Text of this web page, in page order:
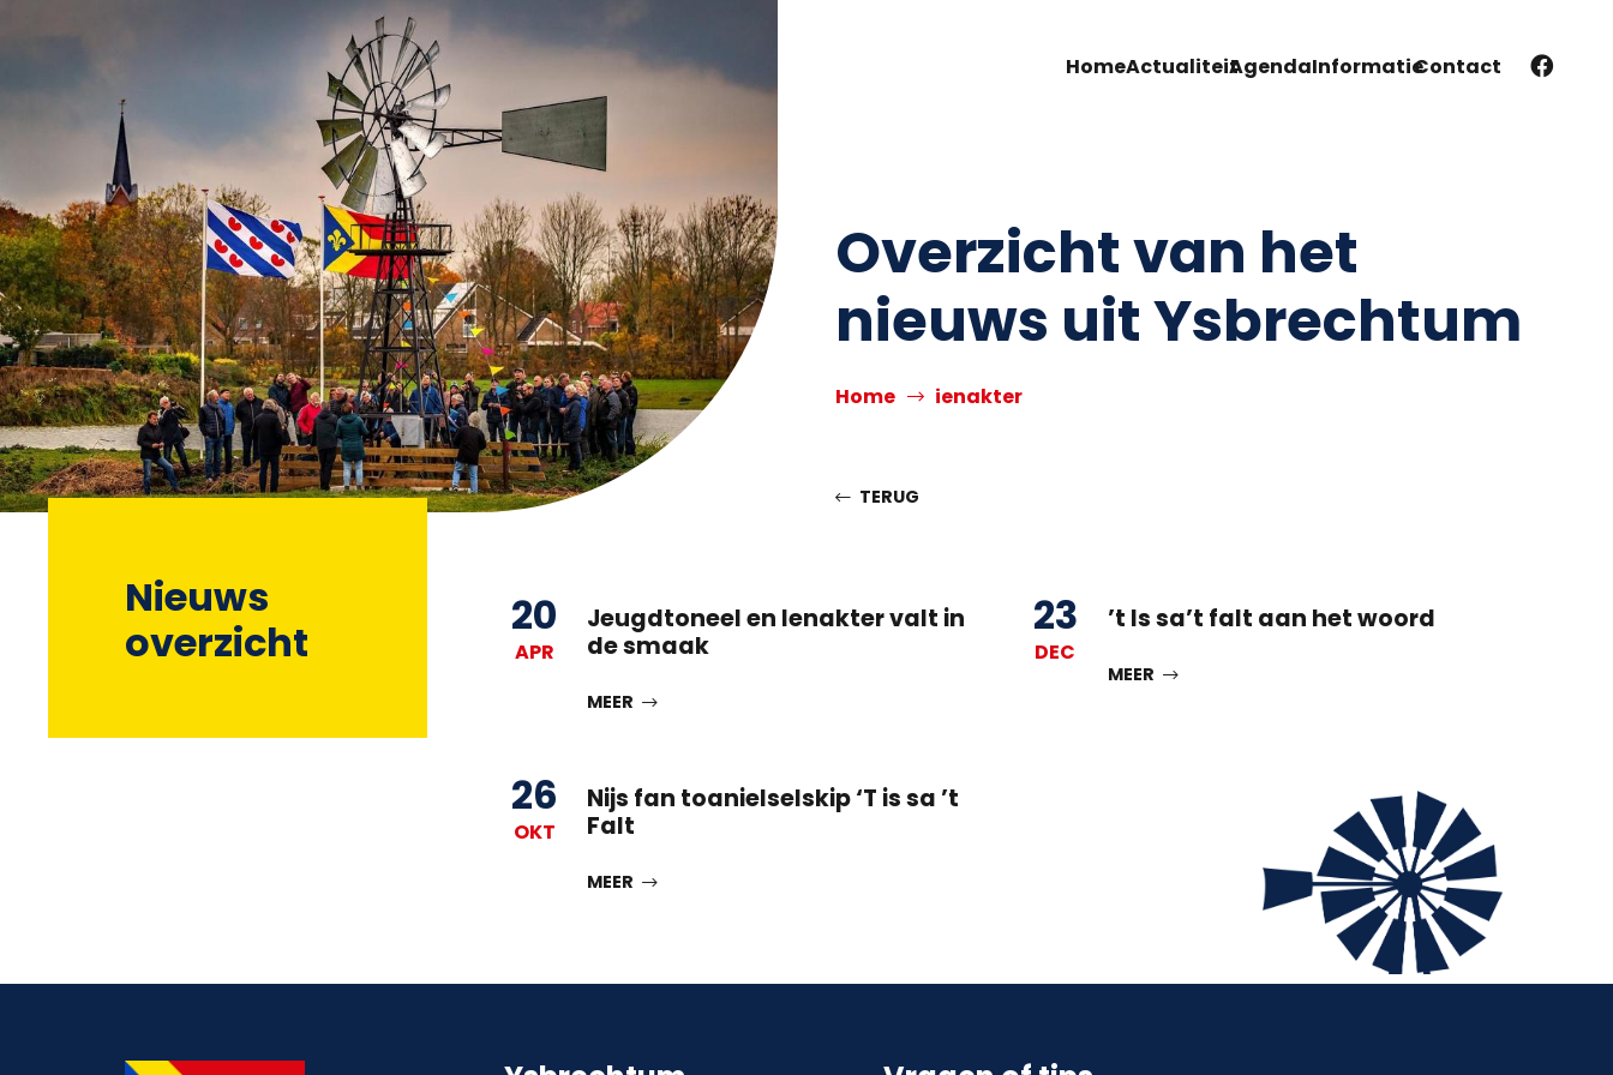
HomeActualiteitAgendaInformatieContact
Overzicht van het
nieuws uit Ysbrechtum
Home ienakter
TERUG
Nieuws
overzicht
20
APR
Jeugdtoneel en Ienakter valt in
de smaak
MEER
23
DEC
’t Is sa’t falt aan het woord
MEER
26
OKT
Nijs fan toanielselskip ‘T is sa ’t
Falt
MEER